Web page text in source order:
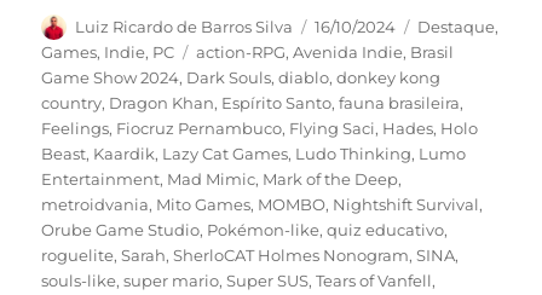
Autor
Luiz Ricardo de Barros Silva
Publicado
em
16/10/2024 Categorias
Destaque,
Games, Indie, PC Tags
action-RPG,Avenida Indie, Brasil
Game Show 2024, Dark Souls,diablo,donkey kong
country, Dragon Khan, Espírito Santo,fauna brasileira,
Feelings, Fiocruz Pernambuco, Flying Saci, Hades, Holo
Beast, Kaardik, Lazy Cat Games, Ludo Thinking, Lumo
Entertainment, Mad Mimic, Mark of the Deep,
metroidvania, Mito Games, MOMBO, Nightshift Survival,
Orube Game Studio, Pokémon-like,quiz educativo,
roguelite,Sarah,SherloCAT Holmes Nonogram,SINA,
souls-like,super mario,Super SUS,Tears of Vanfell,